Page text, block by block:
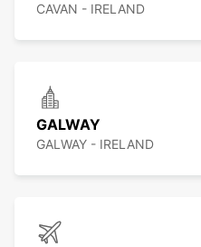
CAVAN - IRELAND
GALWAY
GALWAY - IRELAND